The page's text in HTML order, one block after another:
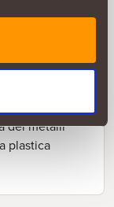
dei metalli
plastica